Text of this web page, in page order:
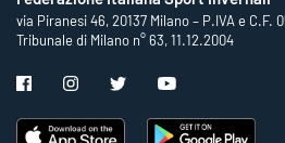
via Piranesi 46, 20137 Milano – P.IVA e C.F.
Tribunale di Milano n° 63, 11.12.2004